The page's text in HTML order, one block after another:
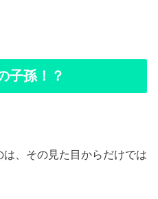
子孫！？
、その見た目からだけでは